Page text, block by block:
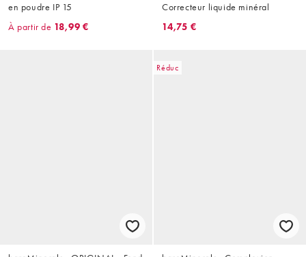
en poudre IP 15
À partir de 18,99 €
Correcteur liquide minéral
14,75 €
Réduc